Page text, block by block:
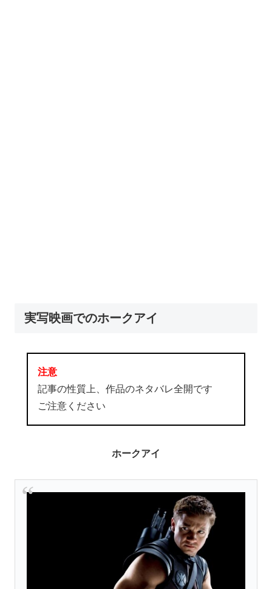
実写映画でのホークアイ
注意
記事の性質上、作品のネタバレ全開です
ご注意ください
ホークアイ